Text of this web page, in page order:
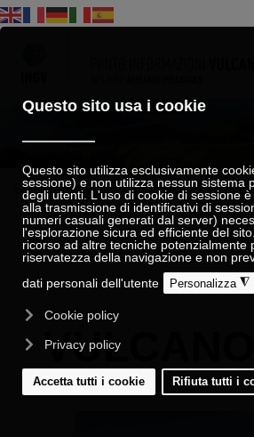
Sei qui:Home I vulcani delle Isole Eolie
VULCANO